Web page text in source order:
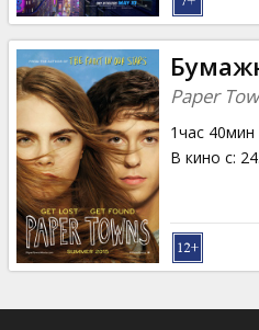
Paper
1час 40мин
В кино с: